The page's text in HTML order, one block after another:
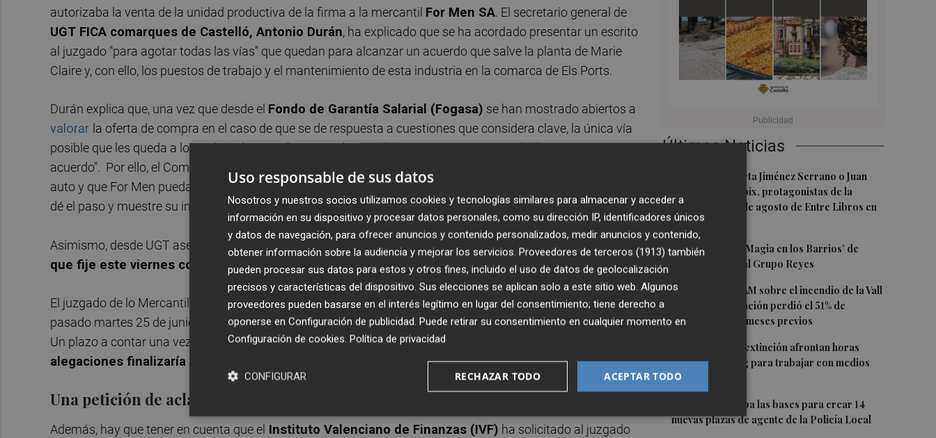
Últimas Noticias
Juan Tallón, Marta Jiménez Serrano o Juan
Evaristo Valls Boix, protagonistas de la
programación de agosto de Entre Libros en
Benicàssim
2Los talleres de ‘Magia en los Barrios’ de
Castelló llegan al Grupo Reyes
3Informe del CEAM sobre el incendio de la Vall
d'Uixó: la vegetación perdió el 51% de
humedad en los meses previos
Los equipos de extinción afrontan horas
"vitales" en Tírig para trabajar con medios
aéreos
Burriana aprueba las bases para crear 14
nuevas plazas de agente de la Policía Local
autorizaba la venta de la unidad productiva de la firma a la mercantil For Men SA. El secretario general de
UGT FICA comarques de Castelló, Antonio Durán, ha explicado que se ha acordado presentar un escrito
al juzgado "para agotar todas las vías" que quedan para alcanzar un acuerdo que salve la planta de Marie
Claire y, con ello, los puestos de trabajo y el mantenimiento de esta industria en la comarca de Els Ports.
Durán explica que, una vez que desde el Fondo de Garantía Salarial (Fogasa) se han mostrado abiertos a
valorar la oferta de compra en el caso de que se de respuesta a cuestiones que considera clave, la única vía
posible que les queda a los trabajadores es "intentar alargar el tiempo para que se pueda llegar a un
acuerdo". Por ello, el Comité de Empresa pide al juzgado que prolongue el plazo de cinco días para recurrir el
auto y que For Men pueda solventar las cuestiones plantadas. "Sabemos que tiene que ser For Men el que
dé el paso y muestre su intención seguir negociando", ha indicado Durán.
Asimismo, desde UGT aseguran que el propio
administrador concursal ya ha reclamado al juzgado
que fije este viernes como plazo topepara tomar la decisión final sobre el futuro de Marie Clarie.
El juzgado de lo Mercantil 1 de Castellón notificó el auto en el que desautorizaba la venta de Marie Claire el
pasado martes 25 de junio. Ese mismo auto fijaba en 5 días el plazo para presentar recurso de reposición.
Un plazo a contar una vez transcurrido al menos 24 horas, por lo queel tiempo para presentar
alegaciones finalizaría entre este jueves
Una petición de aclaración que puede ampliar el plazo
Además, hay que tener en cuenta que el Instituto Valenciano de Finanzas (IVF) ha solicitado al juzgado
Uso responsable de sus datos
Nosotros y nuestros socios utilizamos cookies y tecnologías similares para almacenar y acceder a
información en su dispositivo y procesar datos personales, como su dirección IP, identificadores únicos
y datos de navegación, para ofrecer anuncios y contenido personalizados, medir anuncios y contenido,
obtener información sobre la audiencia y mejorar los servicios. Proveedores de terceros (1913) también
pueden procesar sus datos para estos y otros fines, incluido el uso de datos de geolocalización
precisos y características del dispositivo. Sus elecciones se aplican solo a este sitio web. Algunos
proveedores pueden basarse en el interés legítimo en lugar del consentimiento; tiene derecho a
oponerse en Configuración de publicidad. Puede retirar su consentimiento en cualquier momento en
Configuración de cookies. Política de privacidad
ACEPTAR TODO
RECHAZAR TODO
CONFIGURAR